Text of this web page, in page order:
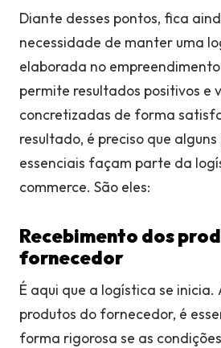
Diante desses pontos, fica
necessidade de manter uma
elaborada no
permite resultados positivos e
concretizadas de forma
resultado, é preciso que alguns
essenciais façam parte da
commerce. São eles:
Recebimento dos
fornecedor
É aqui que a logística se inicia.
produtos do fornecedor, é
forma rigorosa se as